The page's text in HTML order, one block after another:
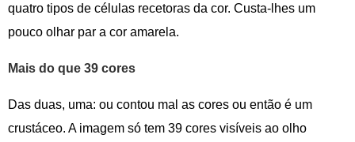
quatro tipos de células recetoras da cor. Custa-lhes um
pouco olhar par a cor amarela.
Mais do que 39 cores
Das duas, uma: ou contou mal as cores ou então é um
crustáceo. A imagem só tem 39 cores visíveis ao olho